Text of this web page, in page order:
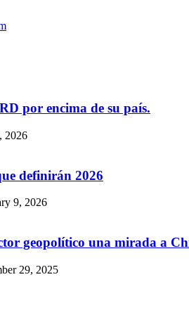
por encima de su país.
2026
definirán 2026
9, 2026
geopolítico una mirada a
29, 2025